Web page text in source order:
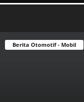
Berita Otomotif - Mobil